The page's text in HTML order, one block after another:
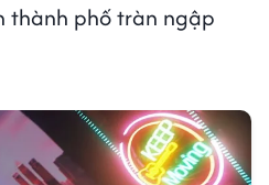
thành phố tràn ngập